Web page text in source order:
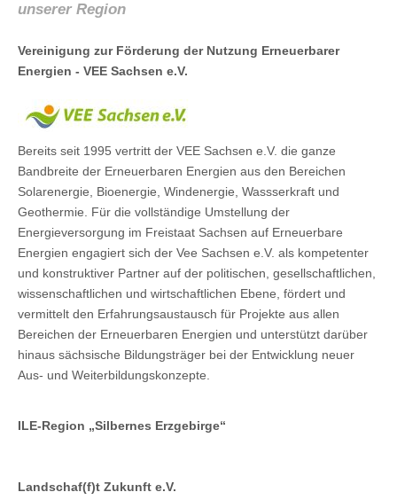
unserer Region
Vereinigung zur Förderung der Nutzung Erneuerbarer
Energien - VEE Sachsen e.V.
Bereits seit 1995 vertritt der VEE Sachsen e.V. die ganze
Bandbreite der Erneuerbaren Energien aus den Bereichen
Solarenergie, Bioenergie, Windenergie, Wassserkraft und
Geothermie. Für die vollständige Umstellung der
Energieversorgung im Freistaat Sachsen auf Erneuerbare
Energien engagiert sich der Vee Sachsen e.V. als kompetenter
und konstruktiver Partner auf der politischen, gesellschaftlichen,
wissenschaftlichen und wirtschaftlichen Ebene, fördert und
vermittelt den Erfahrungsaustausch für Projekte aus allen
Bereichen der Erneuerbaren Energien und unterstützt darüber
hinaus sächsische Bildungsträger bei der Entwicklung neuer
Aus- und Weiterbildungskonzepte.
ILE-Region „Silbernes Erzgebirge“
Landschaf(f)t Zukunft e.V.